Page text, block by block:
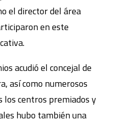
el director del área
en este
acudió el concejal de
así como numerosos
centros premiados y
hubo también una